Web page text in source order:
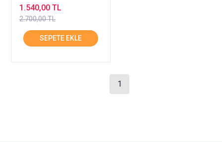
2.700,00 TL
1.540,00 TL
1